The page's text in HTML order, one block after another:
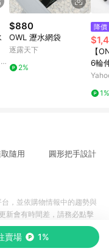
$880
OWL 瀝水網袋
逐露天下
2%
降價
【
6輪
推車
1%
取隨用 圓形把手設計
賣場 1%
，並依購物情報中的趨勢與
新會有時間差，請務必點擊
一切資訊以合作廠商網頁為